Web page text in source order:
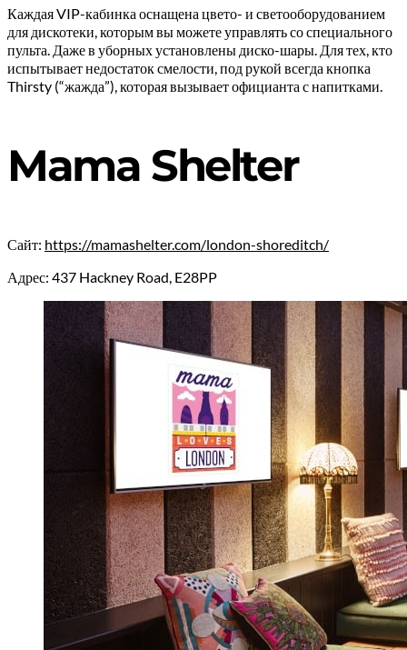
Каждая VIP-кабинка оснащена цвето- и светооборудованием
для дискотеки, которым вы можете управлять со специального
пульта. Даже в уборных установлены диско-шары. Для тех, кто
испытывает недостаток смелости, под рукой всегда кнопка
Thirsty (“жажда”), которая вызывает официанта с напитками.
Mama Shelter
Сайт: https://mamashelter.com/london-shoreditch/
Адрес: 437 Hackney Road, E28PP